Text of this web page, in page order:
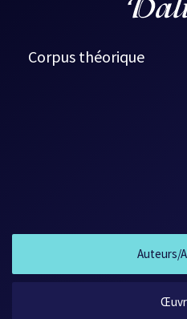
Corpus théorique
Auteurs/